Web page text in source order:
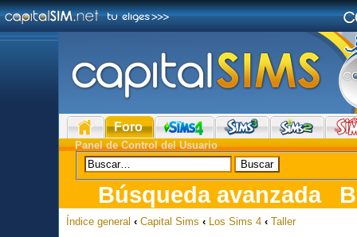
Foro
Panel de Control del Usuario
Búsqueda avanzada
Índice general ‹ Capital Sims ‹ Los Sims 4 ‹ Taller